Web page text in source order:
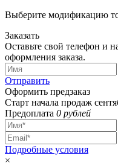
Выберите модификацию
Заказать
Оставьте свой телефон и
оформления заказа.
Отправить
Оформить предзаказ
Старт начала продаж
Предоплата 0 рублей
Подробные условия
×